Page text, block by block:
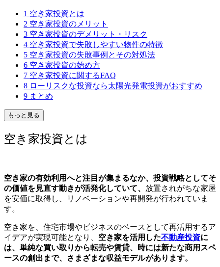
1 空き家投資とは
2 空き家投資のメリット
3 空き家投資のデメリット・リスク
4 空き家投資で失敗しやすい物件の特徴
5 空き家投資の失敗事例とその対処法
6 空き家投資の始め方
7 空き家投資に関するFAQ
8 ローリスクな投資なら太陽光発電投資がおすすめ
9 まとめ
もっと見る
空き家投資とは
空き家の有効利用へと注目が集まるなか、投資戦略としてそ
の価値を見直す動きが活発化していて、 放置されがちな家屋
を安価に取得し、リノベーションや再開発が行われていま
す。
空き家を、住宅市場やビジネスのベースとして再活用するア
イデアが実現可能となり、 空き家を活用した不動産投資に
は、単純な買い取りから転売や賃貸、時には新たな商用スペ
ースの創出まで、さまざまな収益モデルがあります。